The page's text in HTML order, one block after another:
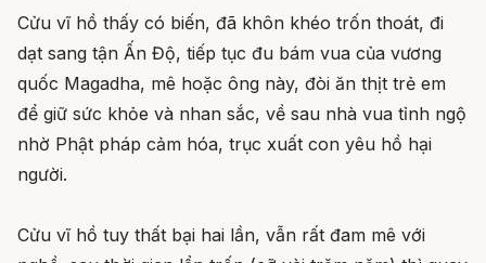
Cửu vĩ hồ thấy có biến, đã khôn khéo trốn thoát, đi
dạt sang tận Ấn Độ, tiếp tục đu bám vua của vương
quốc Magadha, mê hoặc ông này, đòi ăn thịt trẻ em
để giữ sức khỏe và nhan sắc, về sau nhà vua tỉnh ngộ
nhờ Phật pháp cảm hóa, trục xuất con yêu hồ hại
người.
Cửu vĩ hồ tuy thất bại hai lần, vẫn rất đam mê với